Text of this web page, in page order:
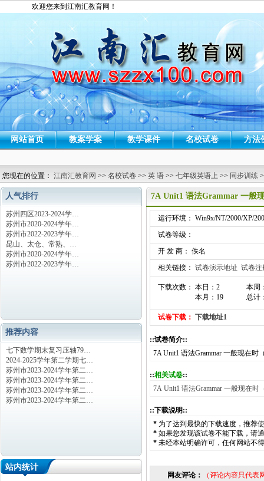
欢迎您来到江南汇教育网！
网站首页 教案学案 教学课件 名校试卷 方法
您现在的位置： 江南汇教育网 >> 名校试卷 >> 英 语 >> 七年级英语上 >> 同步训练
人气排行
苏州四区2023-2024学…
苏州市2020-2024学年…
苏州市2022-2023学年…
昆山、太仓、常熟、…
苏州市2020-2024学年…
苏州市2022-2023学年…
推荐内容
七下数学期末复习压轴79…
2024-2025学年第二学期七…
苏州市2023-2024学年第二…
苏州市2023-2024学年第二…
苏州市2023-2024学年第二…
苏州市2023-2024学年第二…
站内统计
7A Unit1 语法Grammar 一般
运行环境： Win9x/NT/2000/XP/
试卷等级：
开 发 商： 佚名
相关链接： 试卷演示地址 试卷注
下载次数： 本日：2
本月：19
本周
总计
试卷下载： 下载地址1
::试卷简介::
7A Unit1 语法Grammar 一般现在时
::相关试卷::
7A Unit1 语法Grammar 一般现在时
::下载说明::
* 为了达到最快的下载速度，推荐
* 如果您发现该试卷不能下载，请
* 未经本站明确许可，任何网站不
网友评论： （评论内容只代